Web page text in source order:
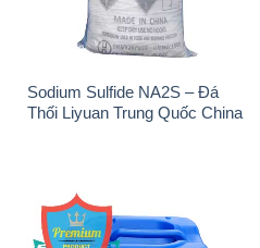
Sodium Sulfide NA2S – Đá
Thối Liyuan Trung Quốc China